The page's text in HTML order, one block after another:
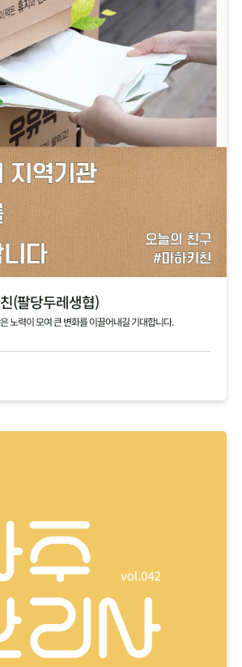
(팔당두레생협)
노력이 모여 큰 변화를 이끌어내길 기대합니다.